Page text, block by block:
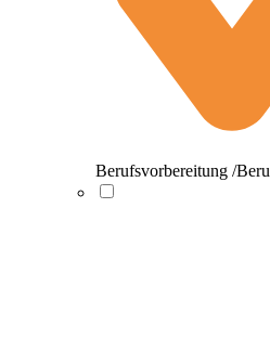
Berufsvorbereitung /